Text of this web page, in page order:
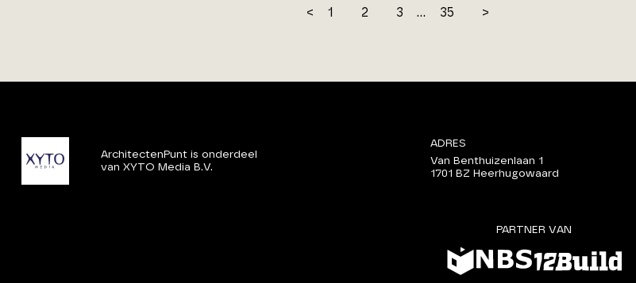
< 1 2 3 ... 35 >
ArchitectenPunt is onderdeel
van XYTO Media B.V.
ADRES
Van Benthuizenlaan 1
1701 BZ Heerhugowaard
PARTNER VAN